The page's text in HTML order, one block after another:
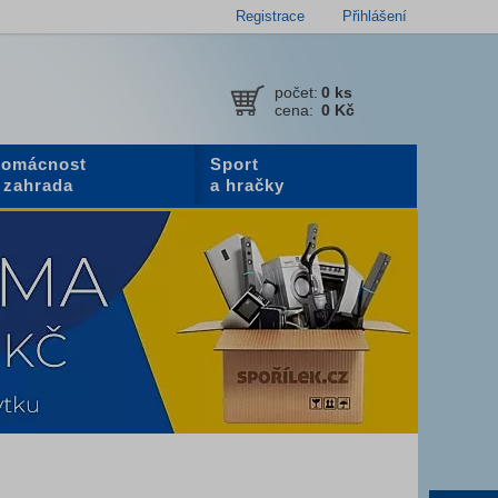
Registrace Přihlášení
počet: 0 ks
cena: 0 Kč
zahrada
Sport
a hračky